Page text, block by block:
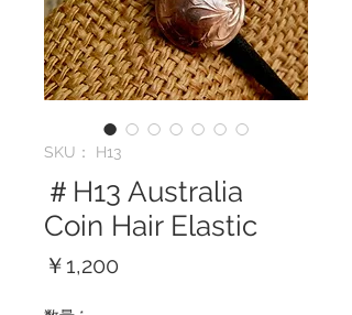
SKU： H13
＃H13 Australia
Coin Hair Elastic
￥1,200